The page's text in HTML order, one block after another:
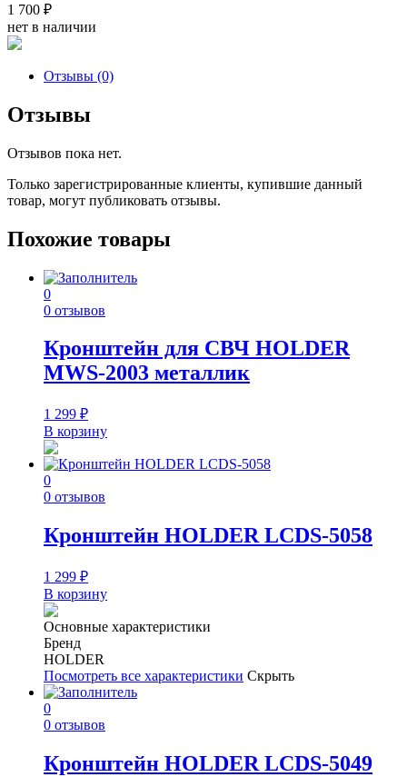
1 700 ₽
нет в наличии
Отзывы (0)
Отзывы
Отзывов пока нет.
Только зарегистрированные клиенты, купившие данный
товар, могут публиковать отзывы.
Похожие товары
0
0 отзывов
Кронштейн для СВЧ HOLDER
MWS-2003 металлик
1 299 ₽
В корзину
0
0 отзывов
Кронштейн HOLDER LCDS-5058
1 299 ₽
В корзину
Основные характеристики
Бренд
HOLDER
Посмотреть все характеристики Скрыть
0
0 отзывов
Кронштейн HOLDER LCDS-5049